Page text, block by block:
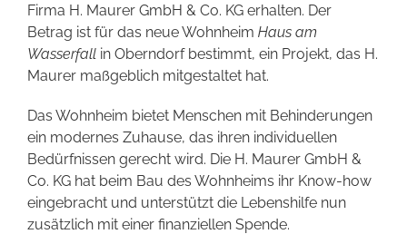
Firma H. Maurer GmbH & Co. KG erhalten. Der
Betrag ist für das neue Wohnheim Haus am
Wasserfall in Oberndorf bestimmt, ein Projekt, das H.
Maurer maßgeblich mitgestaltet hat.
Das Wohnheim bietet Menschen mit Behinderungen
ein modernes Zuhause, das ihren individuellen
Bedürfnissen gerecht wird. Die H. Maurer GmbH &
Co. KG hat beim Bau des Wohnheims ihr Know-how
eingebracht und unterstützt die Lebenshilfe nun
zusätzlich mit einer finanziellen Spende.